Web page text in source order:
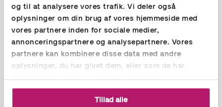
og til at analysere vores trafik. Vi deler også
oplysninger om din brug af vores hjemmeside med
vores partnere inden for sociale medier,
annonceringspartnere og analysepartnere. Vores
partnere kan kombinere disse data med andre
oplysninger, du har givet dem, eller som de har
indsamlet fra din brug af deres tjenester.
Tillad alle
3870635,email:katarina.ylikorkala@finago.com
Aspia
Aspia er den førende samarbejdspartner, der tilbyder
teknologiunderstøttet regnskab, løn, skat og rådgivning i